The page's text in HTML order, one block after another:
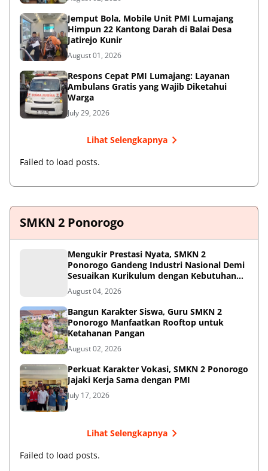
Jemput Bola, Mobile Unit PMI Lumajang
Himpun 22 Kantong Darah di Balai Desa
Jatirejo Kunir
August 01, 2026
Respons Cepat PMI Lumajang: Layanan
Ambulans Gratis yang Wajib Diketahui
Warga
July 29, 2026
Lihat Selengkapnya
Failed to load posts.
SMKN 2 Ponorogo
Mengukir Prestasi Nyata, SMKN 2
Ponorogo Gandeng Industri Nasional Demi
Sesuaikan Kurikulum dengan Kebutuhan
Dunia Kerja
August 04, 2026
Bangun Karakter Siswa, Guru SMKN 2
Ponorogo Manfaatkan Rooftop untuk
Ketahanan Pangan
August 02, 2026
Perkuat Karakter Vokasi, SMKN 2 Ponorogo
Jajaki Kerja Sama dengan PMI
July 17, 2026
Lihat Selengkapnya
Failed to load posts.